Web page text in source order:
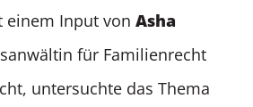
einem Input von Asha
für Familienrecht
untersuchte das Thema